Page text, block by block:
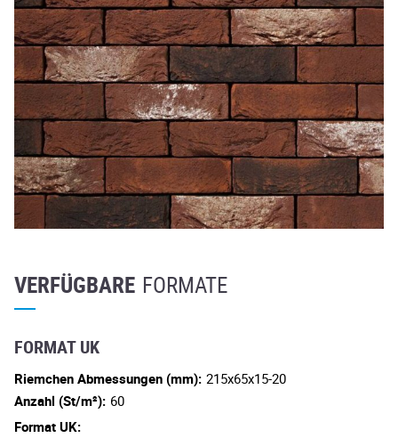
VERFÜGBARE FORMATE
FORMAT UK
Riemchen Abmessungen (mm): 215x65x15-20
Anzahl (St/m²): 60
Format UK: